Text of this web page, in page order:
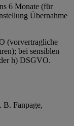
6 Monate (für
Übernahme
(vorvertragliche
bei sensiblen
h) DSGVO.
B. Fanpage,